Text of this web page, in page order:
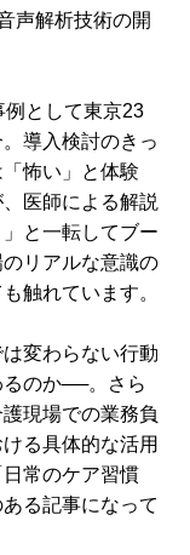
声解析技術の開
例として東京23
導入検討のきっ
怖い」と体験
医師による解説
と一転してブー
リアルな意識の
触れています。
変わらない行動
のか──。さら
現場での業務負
る具体的な活用
常のケア習慣
る記事になって